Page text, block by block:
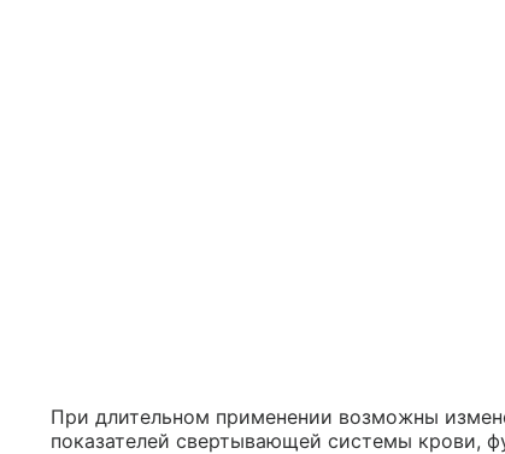
При длительном применении возможны
показателей свертывающей системы крови,